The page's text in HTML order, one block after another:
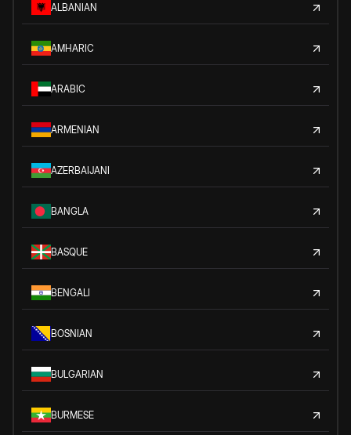
ALBANIAN
AMHARIC
ARABIC
ARMENIAN
AZERBAIJANI
BANGLA
BASQUE
BENGALI
BOSNIAN
BULGARIAN
BURMESE